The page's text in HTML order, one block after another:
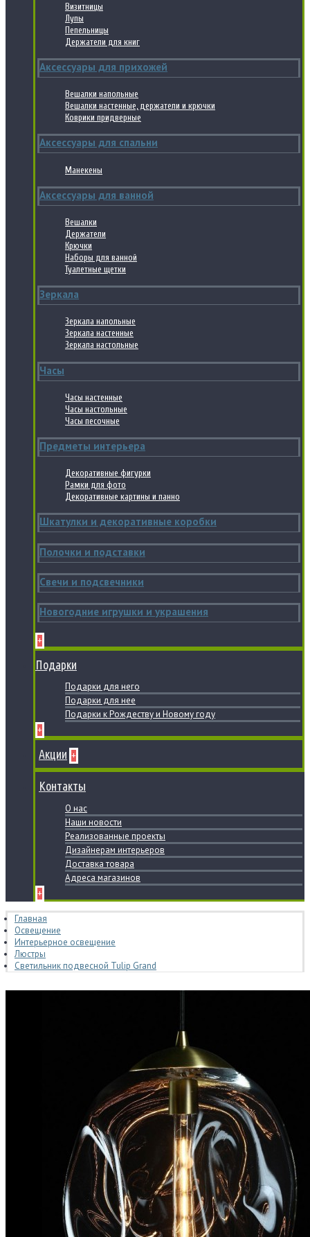
Визитницы
Лупы
Пепельницы
Держатели для книг
Аксессуары для прихожей
Вешалки напольные
Вешалки настенные, держатели и крючки
Коврики придверные
Аксессуары для спальни
Манекены
Аксессуары для ванной
Вешалки
Держатели
Крючки
Наборы для ванной
Туалетные щетки
Зеркала
Зеркала напольные
Зеркала настенные
Зеркала настольные
Часы
Часы настенные
Часы настольные
Часы песочные
Предметы интерьера
Декоративные фигурки
Рамки для фото
Декоративные картины и панно
Шкатулки и декоративные коробки
Полочки и подставки
Свечи и подсвечники
Новогодние игрушки и украшения
+
Подарки
Подарки для него
Подарки для нее
Подарки к Рождеству и Новому году
+
Акции +
Контакты
О нас
Наши новости
Реализованные проекты
Дизайнерам интерьеров
Доставка товара
Адреса магазинов
+
Главная
Освещение
Интерьерное освещение
Люстры
Светильник подвесной Tulip Grand